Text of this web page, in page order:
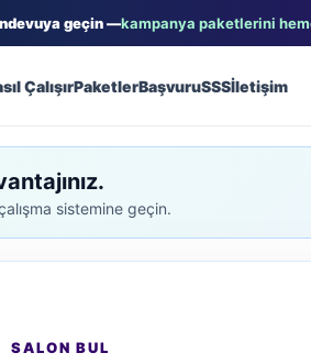
geçin —kampanya paketlerini
ÇalışırPaketlerBaşvuruSSSİletişim
sistemine geçin.
SALON BUL